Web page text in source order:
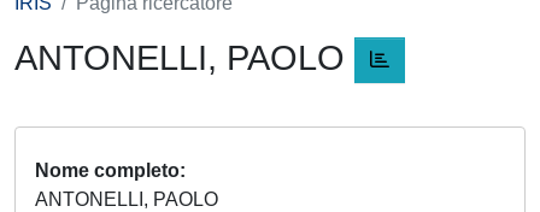
ANTONELLI, PAOLO
Nome completo
ANTONELLI, PAOLO